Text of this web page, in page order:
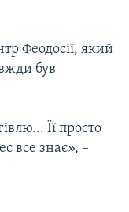
Феодосії, який
був
Її просто
все знає», –